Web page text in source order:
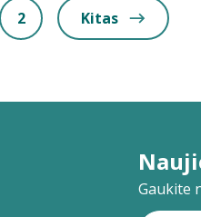
2 Kitas
Gaukite